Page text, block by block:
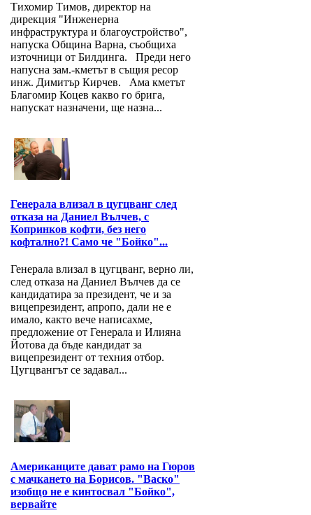
Тихомир Тимов, директор на
дирекция "Инженерна
инфраструктура и благоустройство",
напуска Община Варна, съобщиха
източници от Билдинга. Преди него
напусна зам.-кметът в същия ресор
инж. Димитър Кирчев. Ама кметът
Благомир Коцев какво го брига,
напускат назначени, ще назна...
Генерала влизал в цугцванг след
отказа на Даниел Вълчев, с
Копринков кофти, без него
кофтално?! Само че "Бойко"...
Генерала влизал в цугцванг, верно ли,
след отказа на Даниел Вълчев да се
кандидатира за президент, че и за
вицепрезидент, апропо, дали не е
имало, както вече написахме,
предложение от Генерала и Илияна
Йотова да бъде кандидат за
вицепрезидент от техния отбор.
Цугцвангът се задавал...
Американците дават рамо на Гюров
с мачкането на Борисов. "Васко"
изобщо не е кинтосвал "Бойко",
вервайте